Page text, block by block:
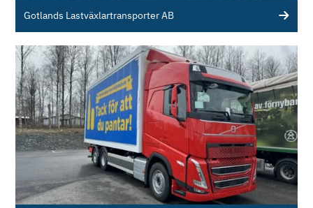
Gotlands Lastväxlartransporter AB